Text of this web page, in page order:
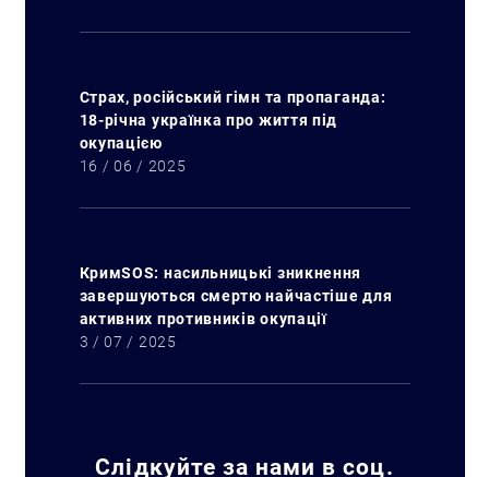
Страх, російський гімн та пропаганда:
18-річна українка про життя під
окупацією
16 / 06 / 2025
КримSOS: насильницькі зникнення
завершуються смертю найчастіше для
активних противників окупації
3 / 07 / 2025
Слідкуйте за нами в соц.